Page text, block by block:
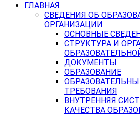
ГЛАВНАЯ
СВЕДЕНИЯ ОБ
ОРГАНИЗАЦИИ
ОСНОВНЫЕ
СТРУКТУРА И
ДОКУМЕНТЫ
ОБРАЗОВАНИЕ
ТРЕБОВАНИЯ
ВНУТРЕННЯЯ
КАЧЕСТВА